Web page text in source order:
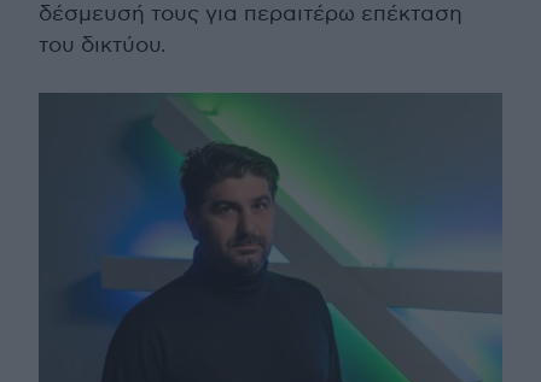
δέσμευσή τους για περαιτέρω επέκταση
του δικτύου.